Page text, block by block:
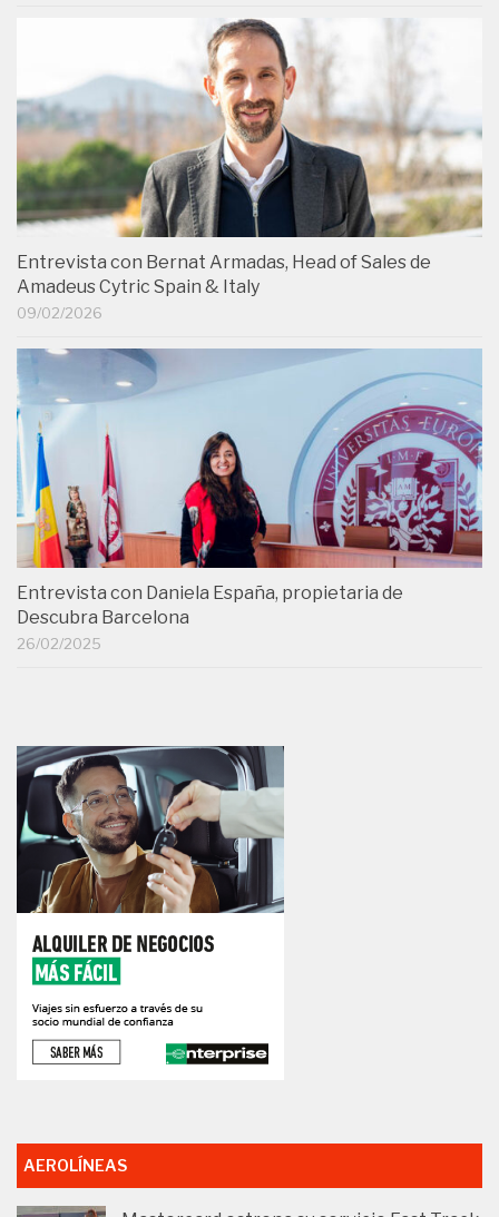
Entrevista con Bernat Armadas, Head of Sales de
Amadeus Cytric Spain & Italy
09/02/2026
Entrevista con Daniela España, propietaria de
Descubra Barcelona
26/02/2025
AEROLÍNEAS